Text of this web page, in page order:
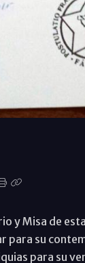
y Misa de
para su
para su